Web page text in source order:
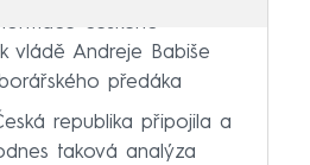
českého
vládě Andreje Babiše
předáka
republika připojila a
taková analýza